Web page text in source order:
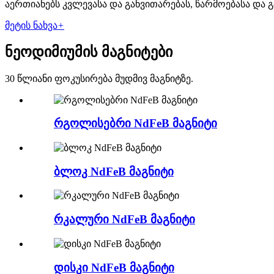
აერთიანებს კვლევასა და განვითარებას, წარმოებასა და
მეტის ნახვა+
ნეოდიმიუმის მაგნიტები
30 წლიანი ფოკუსირება მუდმივ მაგნიტზე.
რგოლისებრი NdFeB მაგნიტი
ბლოკ NdFeB მაგნიტი
რკალური NdFeB მაგნიტი
დისკი NdFeB მაგნიტი